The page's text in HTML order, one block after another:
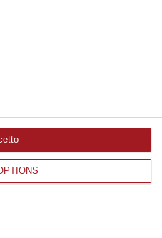
giornalistica di News&Com S.r.l